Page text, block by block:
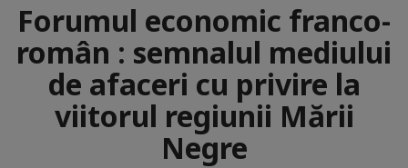
Forumul economic franco-
român : semnalul mediului
de afaceri cu privire la
viitorul regiunii Mării
Negre